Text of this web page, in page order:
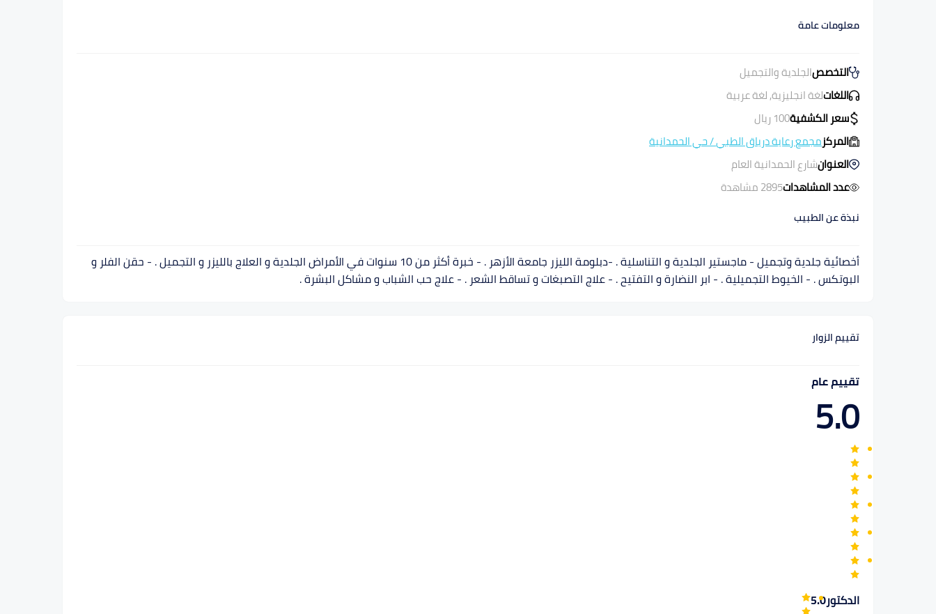
معلومات عامة
التخصصالجلدية والتجميل
اللغاتلغة انجليزية, لغة عربية
سعر الكشفية100 ريال
المركزمجمع رعاية درياق الطبي/حي الحمدانية
العنوانشارع الحمدانية العام
عدد المشاهدات2895 مشاهدة
نبذة عن الطبيب
أخصائية جلدية وتجميل - ماجستير الجلدية و التناسلية . -دبلومة الليزر جامعة الأزهر . - خبرة أكثر من 10 سنوات في الأمراض الجلدية و العلاج بالليزر و التجميل . - حقن الفلر و
البوتكس . - الخيوط التجميلية . - ابر النضارة و التفتيح . - علاج التصبغات و تساقط الشعر . - علاج حب الشباب و مشاكل البشرة .
تقييم الزوار
تقييم عام
5.0
الدكتور5.0